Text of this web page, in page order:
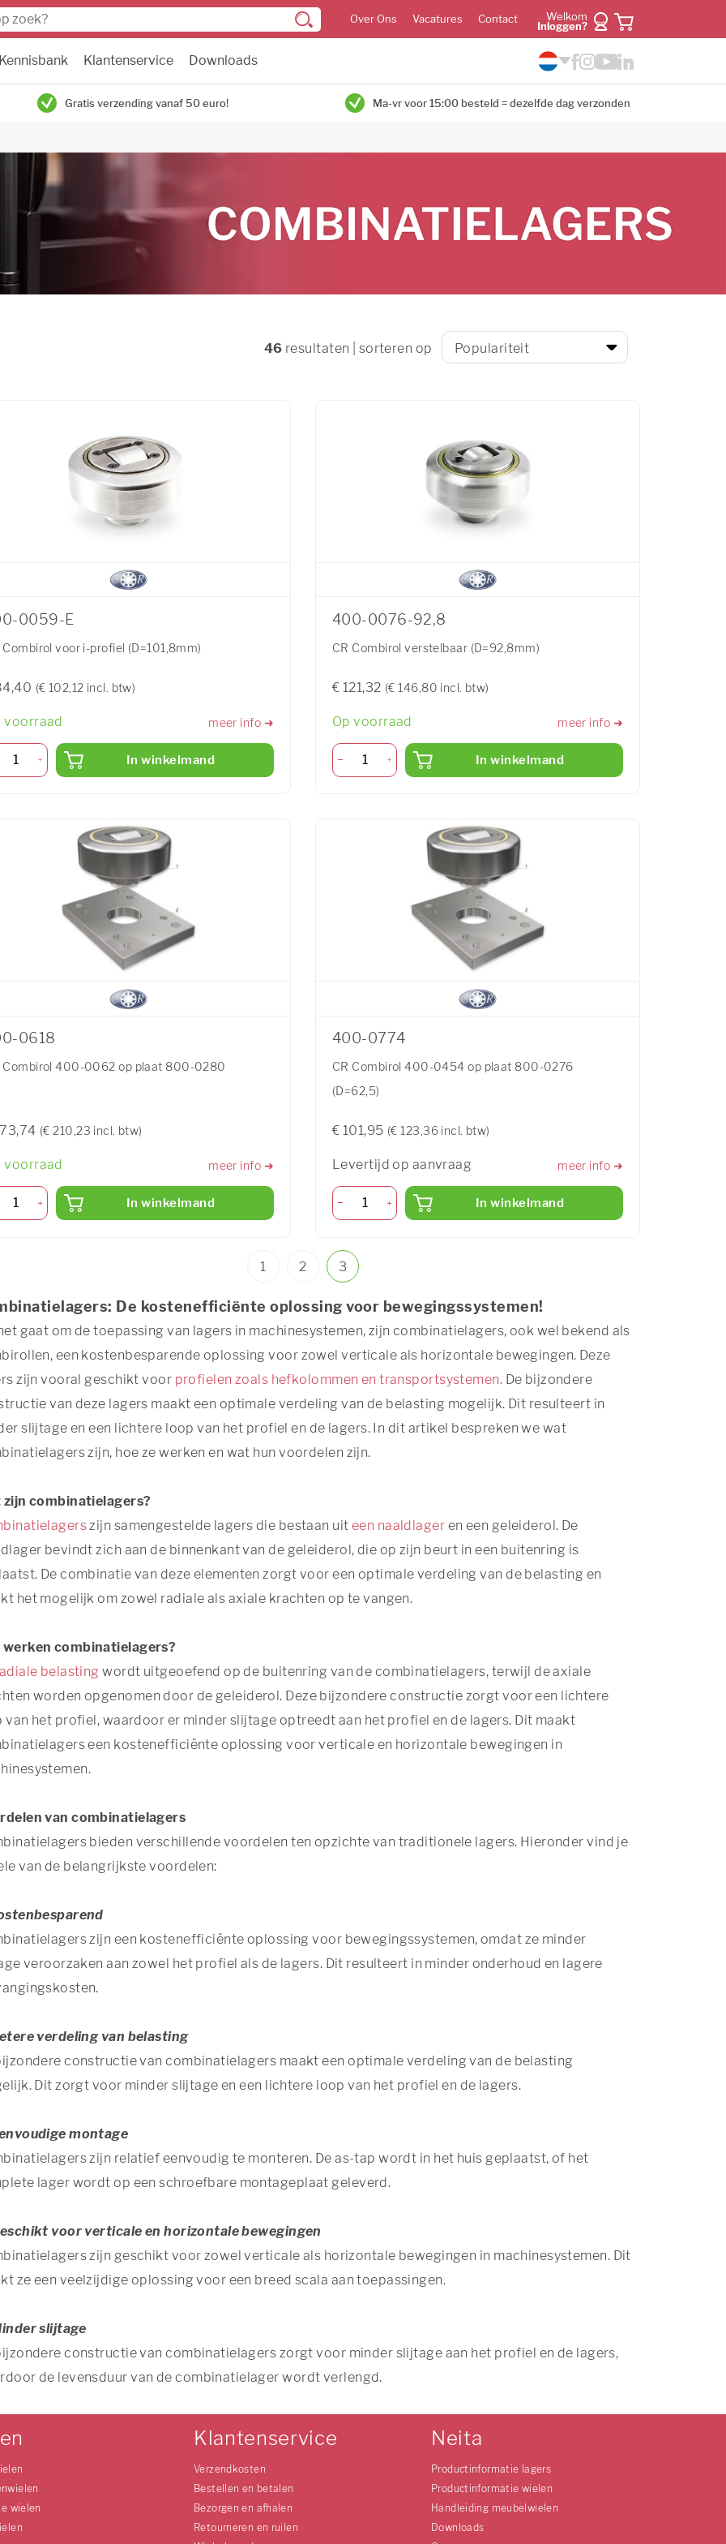
Over Ons Vacatures Contact
Welkom
Inloggen?
Klantenservice Downloads
Gratis verzending vanaf 50 euro! Ma-vr voor 15:00 besteld = dezelfde dag verzonden
46 resultaten | sorteren op
0059-E
Combirol voor i-profiel (D=101,8mm)
(€ 102,12 incl. btw)
voorraad meer info ➜
In winkelmand
400-0076-92,8
CR Combirol verstelbaar (D=92,8mm)
€ 121,32 (€ 146,80 incl. btw)
Op voorraad meer info ➜
In winkelmand
0618
Combirol 400-0062 op plaat 800-0280
(€ 210,23 incl. btw)
voorraad meer info ➜
In winkelmand
400-0774
CR Combirol 400-0454 op plaat 800-0276
(D=62,5)
€ 101,95 (€ 123,36 incl. btw)
Levertijd op aanvraag meer info ➜
In winkelmand
1 2 3
De kostenefficiënte oplossing voor bewegingssystemen!
gaat om de toepassing van lagers in machinesystemen, zijn combinatielagers, ook wel bekend als
een kostenbesparende oplossing voor zowel verticale als horizontale bewegingen. Deze
zijn vooral geschikt voor profielen zoals hefkolommen en transportsystemen. De bijzondere
van deze lagers maakt een optimale verdeling van de belasting mogelijk. Dit resulteert in
slijtage en een lichtere loop van het profiel en de lagers. In dit artikel bespreken we wat
zijn, hoe ze werken en wat hun voordelen zijn.
zijn combinatielagers?
zijn samengestelde lagers die bestaan uit een naaldlager en een geleiderol. De
bevindt zich aan de binnenkant van de geleiderol, die op zijn beurt in een buitenring is
De combinatie van deze elementen zorgt voor een optimale verdeling van de belasting en
het mogelijk om zowel radiale als axiale krachten op te vangen.
werken combinatielagers?
belasting wordt uitgeoefend op de buitenring van de combinatielagers, terwijl de axiale
worden opgenomen door de geleiderol. Deze bijzondere constructie zorgt voor een lichtere
van het profiel, waardoor er minder slijtage optreedt aan het profiel en de lagers. Dit maakt
een kostenefficiënte oplossing voor verticale en horizontale bewegingen in
van combinatielagers
bieden verschillende voordelen ten opzichte van traditionele lagers. Hieronder vind je
van de belangrijkste voordelen:
zijn een kostenefficiënte oplossing voor bewegingssystemen, omdat ze minder
veroorzaken aan zowel het profiel als de lagers. Dit resulteert in minder onderhoud en lagere
verdeling van belasting
constructie van combinatielagers maakt een optimale verdeling van de belasting
Dit zorgt voor minder slijtage en een lichtere loop van het profiel en de lagers.
montage
zijn relatief eenvoudig te monteren. De as-tap wordt in het huis geplaatst, of het
lager wordt op een schroefbare montageplaat geleverd.
voor verticale en horizontale bewegingen
zijn geschikt voor zowel verticale als horizontale bewegingen in machinesystemen. Dit
ze een veelzijdige oplossing voor een breed scala aan toepassingen.
slijtage
constructie van combinatielagers zorgt voor minder slijtage aan het profiel en de lagers,
de levensduur van de combinatielager wordt verlengd.
wielen
Klantenservice
Verzendkosten
Bestellen en betalen
Bezorgen en afhalen
Retourneren en ruilen
Neita
Productinformatie lagers
Productinformatie wielen
Handleiding meubelwielen
Downloads